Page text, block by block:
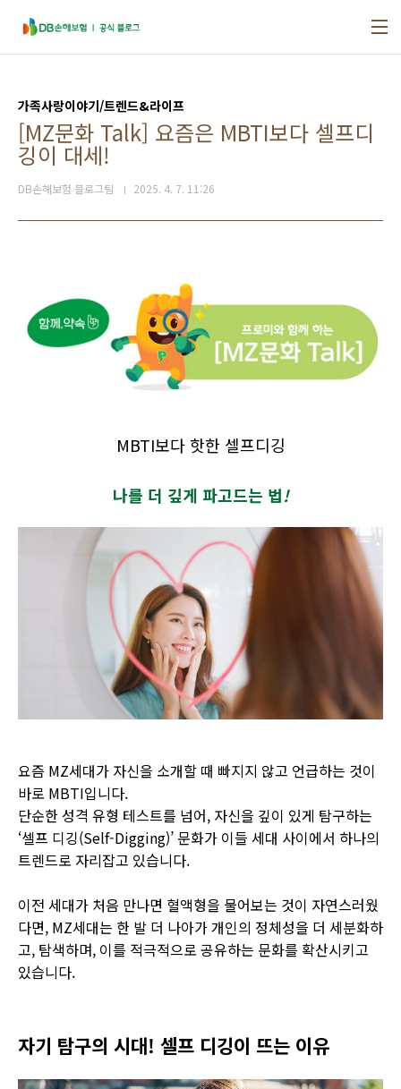
가족사랑이야기/트렌드&라이프
[MZ문화 Talk] 요즘은 MBTI보다 셀프디
깅이 대세!
DB손해보험 블로그팀 2025. 4. 7. 11:26
MBTI보다 핫한 셀프디깅
나를 더 깊게 파고드는 법!
요즘 MZ세대가 자신을 소개할 때 빠지지 않고 언급하는 것이
바로 MBTI입니다.
단순한 성격 유형 테스트를 넘어, 자신을 깊이 있게 탐구하는
‘셀프 디깅(Self-Digging)’ 문화가 이들 세대 사이에서 하나의
트렌드로 자리잡고 있습니다.
이전 세대가 처음 만나면 혈액형을 물어보는 것이 자연스러웠
다면, MZ세대는 한 발 더 나아가 개인의 정체성을 더 세분화하
고, 탐색하며, 이를 적극적으로 공유하는 문화를 확산시키고
있습니다.
자기 탐구의 시대! 셀프 디깅이 뜨는 이유